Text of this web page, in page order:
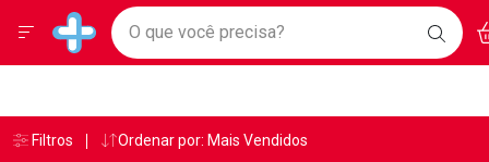
Drogarias Pacheco
Baixe nosso APP e aproveite Ofertas Exclusivas!
BAIXE
O APP
Ir direto para a home
pela página
Ir direto para o conteúdo
Ir direto para a busca
Ir direto para a ajuda
Ir direto para a notificações
Faça a sua busca
O que você precisa?
Menu
Breadcrumb
Drogarias Pacheco Fraldas
Âncoras
Filtros Ordenar por: Mais Vendidos